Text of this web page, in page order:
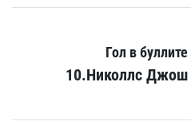
Гол в буллите
10.Николлс Джош